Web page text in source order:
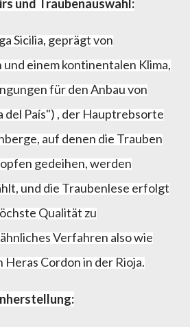
und Traubenauswahl:
Sicilia, geprägt von
einem kontinentalen Klima,
für den Anbau von
del País") , der Hauptrebsorte
auf denen die Trauben
gedeihen, werden
und die Traubenlese erfolgt
Qualität zu
Verfahren also wie
Heras Cordon in der Rioja.